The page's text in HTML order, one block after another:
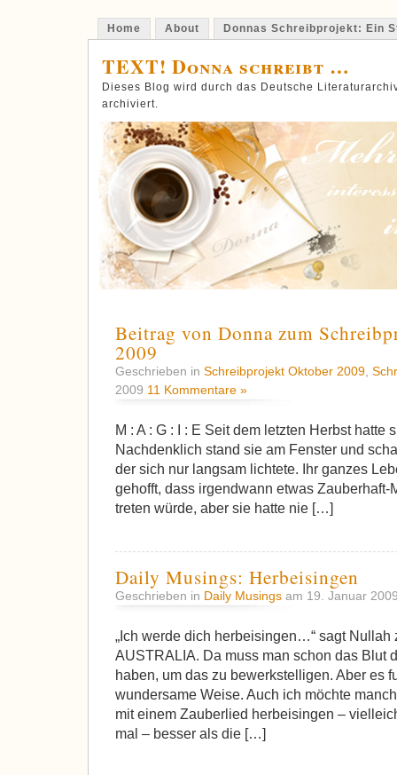
Home About Donnas Schreibprojekt: Ein
TEXT! Donna schreibt …
Dieses Blog wird durch das Deutsche
archiviert.
Beitrag von Donna zum
2009
Geschrieben in Schreibprojekt Oktober 2009
2009 11 Kommentare »
M : A : G : I : E Seit dem letzten Herbst hatte
Nachdenklich stand sie am Fenster und
der sich nur langsam lichtete. Ihr ganzes
gehofft, dass irgendwann etwas Zauberhaft-
treten würde, aber sie hatte nie […]
Daily Musings: Herbeisingen
Geschrieben in Daily Musings am 19. Januar
„Ich werde dich herbeisingen…“ sagt Nullah
AUSTRALIA. Da muss man schon das Blut
haben, um das zu bewerkstelligen. Aber es
wundersame Weise. Auch ich möchte
mit einem Zauberlied herbeisingen –
mal – besser als die […]